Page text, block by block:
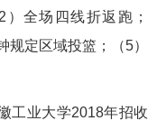
全场四线折返跑；
规定区域投篮；（5）
工业大学2018年招收